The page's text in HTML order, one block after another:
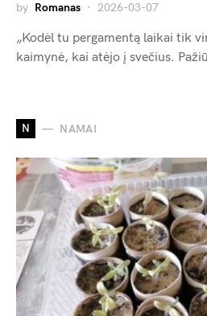
by Romanas 2026-03-07
„Kodėl tu pergamentą laikai tik
kaimynė, kai atėjo į svečius.
N NAMAI